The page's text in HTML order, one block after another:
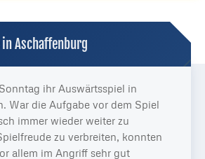
Aschaffenburg
ihr Auswärtsspiel in
War die Aufgabe vor dem Spiel
immer wieder weiter zu
zu verbreiten, konnten
allem im Angriff sehr gut